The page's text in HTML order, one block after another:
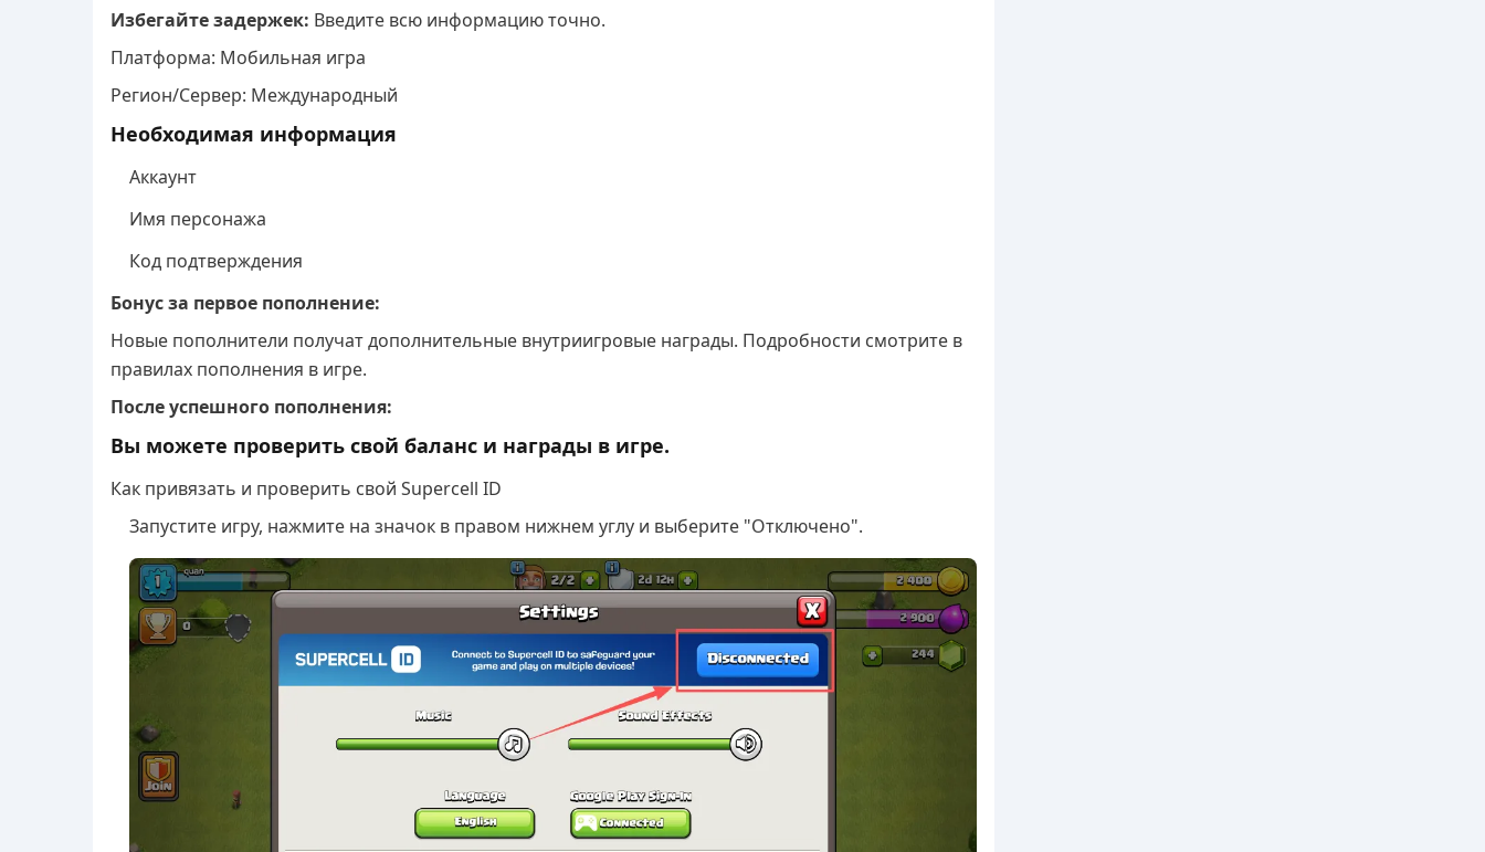
Избегайте задержек: Введите всю информацию точно.
Платформа: Мобильная игра
Регион/Сервер: Международный
Необходимая информация
Аккаунт
Имя персонажа
Код подтверждения
Бонус за первое пополнение:
Новые пополнители получат дополнительные внутриигровые награды. Подробности смотрите в
правилах пополнения в игре.
После успешного пополнения:
Вы можете проверить свой баланс и награды в игре.
Как привязать и проверить свой Supercell ID
Запустите игру, нажмите на значок в правом нижнем углу и выберите "Отключено".